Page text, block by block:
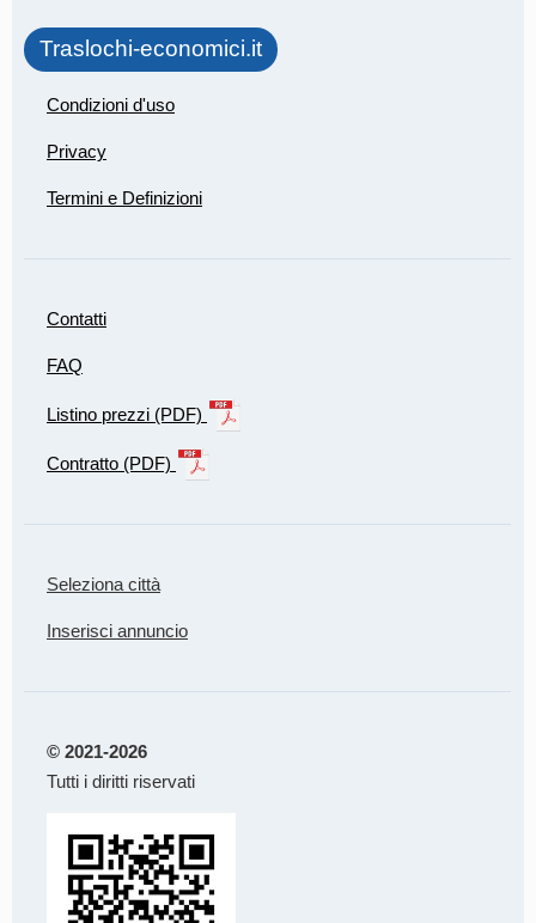
Traslochi-economici.it
Condizioni d'uso
Privacy
Termini e Definizioni
Contatti
FAQ
Listino prezzi (PDF)
Contratto (PDF)
Seleziona città
Inserisci annuncio
© 2021-2026
Tutti i diritti riservati